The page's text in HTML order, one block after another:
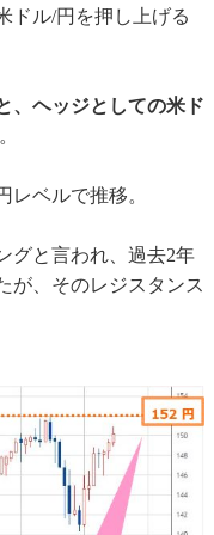
ドル/円を押し上げる
、ヘッジとしての米ド
ベルで推移。
グと言われ、過去2年
が、そのレジスタンス